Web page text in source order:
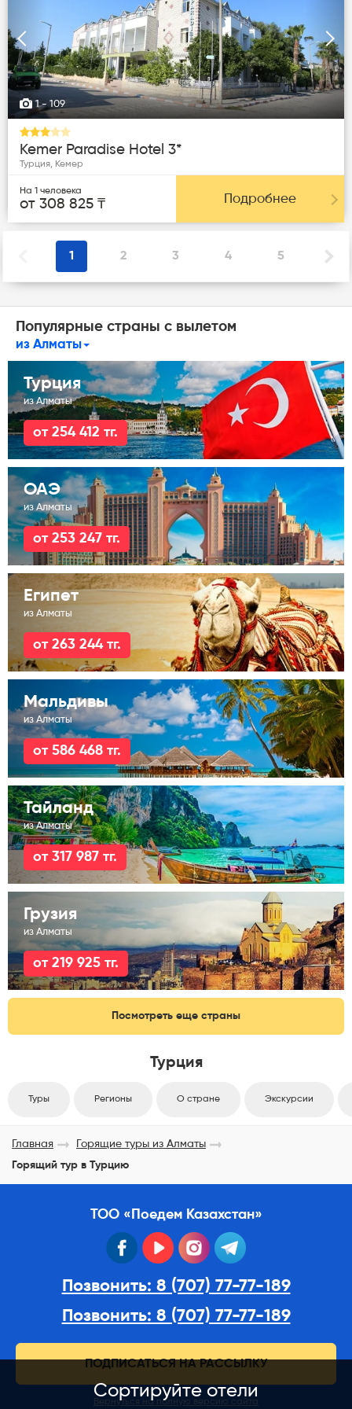
1- 109
Следующая
Kemer Paradise Hotel 3*
Турция, Кемер
На 1 человека
от 308 825 ₸ Подробнее
1 2 3 4 5
Популярные страны с вылетом
из Алматы
Турция
из Алматы
от 254 412 тг.
ОАЭ
из Алматы
от 253 247 тг.
Египет
из Алматы
от 263 244 тг.
Мальдивы
из Алматы
от 586 468 тг.
Тайланд
из Алматы
от 317 987 тг.
Грузия
из Алматы
от 219 925 тг.
Посмотреть еще страны
Турция
Туры Регионы О стране Экскурсии
Сортируйте отели
Главная
Горящие туры из Алматы
Горящий тур в Турцию
ТОО «Поедем Казахстан»
facebook youtube instagram
Позвонить: 8 (707) 77-77-189
Позвонить: 8 (707) 77-77-189
ПОДПИСАТЬСЯ НА РАССЫЛКУ
Вернуться на полную версию сайта